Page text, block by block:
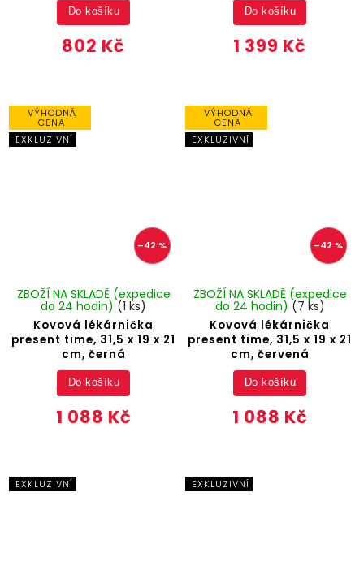
802 Kč
Do košíku
1 399 Kč
Do košíku
VÝHODNÁ
CENA
EXKLUZIVNÍ
–42 %
Kovová lékárnička
present time, 31,5 x 19 x 21
cm, černá
ZBOŽÍ NA SKLADĚ (expedice
do 24 hodin)(1 ks)
1 088 Kč
Do košíku
VÝHODNÁ
CENA
EXKLUZIVNÍ
–42 %
Kovová lékárnička
present time, 31,5 x 19 x 21
cm, červená
ZBOŽÍ NA SKLADĚ (expedice
do 24 hodin) (7 ks)
1 088 Kč
Do košíku
EXKLUZIVNÍ EXKLUZIVNÍ